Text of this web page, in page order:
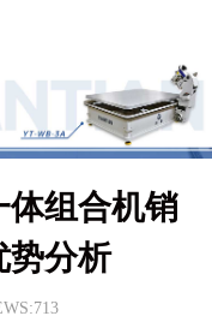
体组合机销
势分析